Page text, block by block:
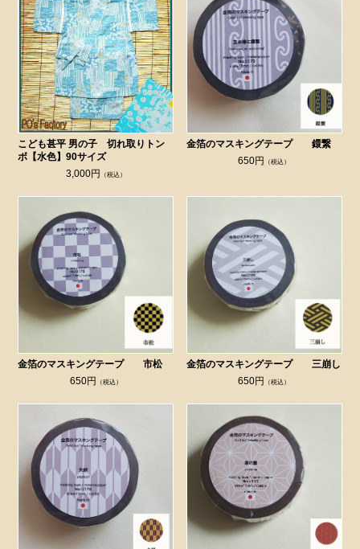
こども甚平 男の子 切れ取りトン
ボ【水色】90サイズ
3,000円
（税込）
金箔のマスキングテープ 鐶繋
650円
（税込）
金箔のマスキングテープ 市松
650円
（税込）
金箔のマスキングテープ 三崩し
650円
（税込）